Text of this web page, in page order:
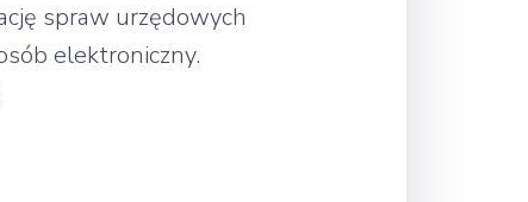
spraw urzędowych
elektroniczny.